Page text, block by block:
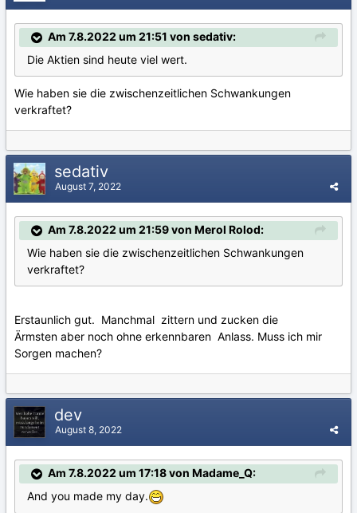
Am 7.8.2022 um 21:51 von sedativ:
Die Aktien sind heute viel wert.
Wie haben sie die zwischenzeitlichen Schwankungen
verkraftet?
sedativ
August 7, 2022
Am 7.8.2022 um 21:59 von Merol Rolod:
Wie haben sie die zwischenzeitlichen Schwankungen
verkraftet?
Erstaunlich gut. Manchmal zittern und zucken die
Ärmsten aber noch ohne erkennbaren Anlass. Muss ich mir
Sorgen machen?
dev
August 8, 2022
Am 7.8.2022 um 17:18 von Madame_Q:
And you made my day.